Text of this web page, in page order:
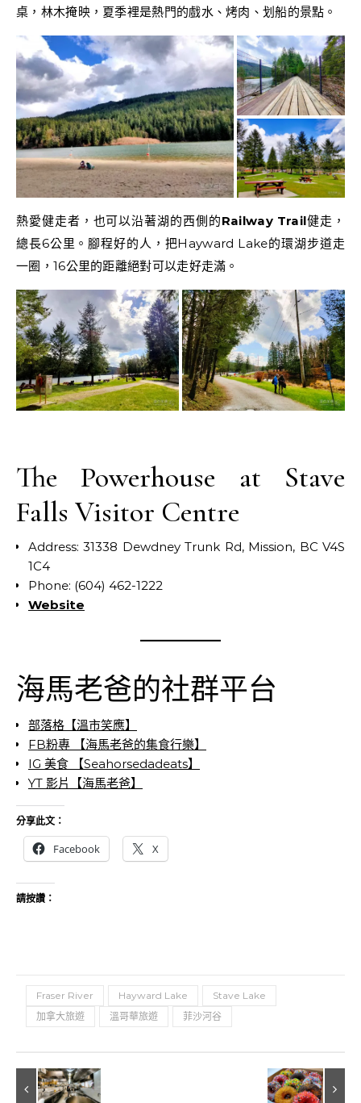
桌，林木掩映，夏季裡是熱門的戲水、烤肉、划船的景點。
熱愛健走者，也可以沿著湖的西側的Railway Trail健走，
總長6公里。腳程好的人，把Hayward Lake的環湖步道走
一圈，16公里的距離絕對可以走好走滿。
The Powerhouse at Stave
Falls Visitor Centre
Address: 31338 Dewdney Trunk Rd, Mission, BC V4S
1C4
Phone: (604) 462-1222
Website
海馬老爸的社群平台
部落格【溫市笑應】
FB粉專 【海馬老爸的集食行樂】
IG 美食 【Seahorsedadeats】
YT 影片【海馬老爸】
分享此文：
Facebook X
請按讚：
Fraser River Hayward Lake
Stave Lake
加拿大旅遊
溫哥華旅遊 菲沙河谷